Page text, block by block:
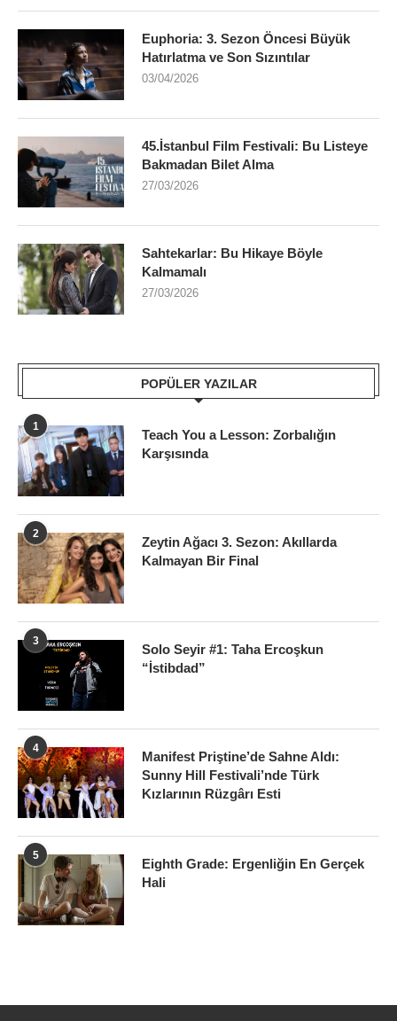
Euphoria: 3. Sezon Öncesi Büyük
Hatırlatma ve Son Sızıntılar
03/04/2026
45.İstanbul Film Festivali: Bu Listeye
Bakmadan Bilet Alma
27/03/2026
Sahtekarlar: Bu Hikaye Böyle
Kalmamalı
27/03/2026
POPÜLER YAZILAR
1
Teach You a Lesson: Zorbalığın
Karşısında
2
Zeytin Ağacı 3. Sezon: Akıllarda
Kalmayan Bir Final
3
Solo Seyir #1: Taha Ercoşkun
“İstibdad”
4
Manifest Priştine’de Sahne Aldı:
Sunny Hill Festivali’nde Türk
Kızlarının Rüzgârı Esti
5
Eighth Grade: Ergenliğin En Gerçek
Hali